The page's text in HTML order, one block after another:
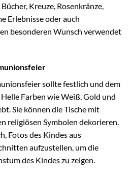
Kreuze, Rosenkränze,
Erlebnisse oder auch
besonderen Wunsch verwendet
sollte festlich und dem
Farben wie Weiß, Gold und
Sie können die Tische mit
religiösen Symbolen dekorieren.
Fotos des Kindes aus
aufzustellen, um die
des Kindes zu zeigen.